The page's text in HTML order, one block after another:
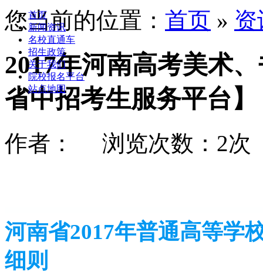
首页
新闻资讯
名校直通车
招生政策
关于我们
院校报名平台
站点地图
您当前的位置： 首页 » 资
2017年河南高考美术
省中招考生服务平台】
作者： 浏览次数：2次
河南省2017年普通高等学
细则